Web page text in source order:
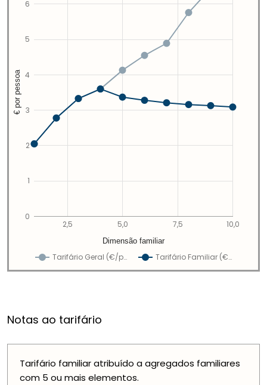
Tarifário Geral (€/p… Tarifário Familiar (€…
2,5 5,0 7,5 10,0
0
1
2
3
4
5
6
Dimensão familiar
€ por pessoa
Notas ao tarifário
Tarifário familiar atribuído a agregados familiares
com 5 ou mais elementos.